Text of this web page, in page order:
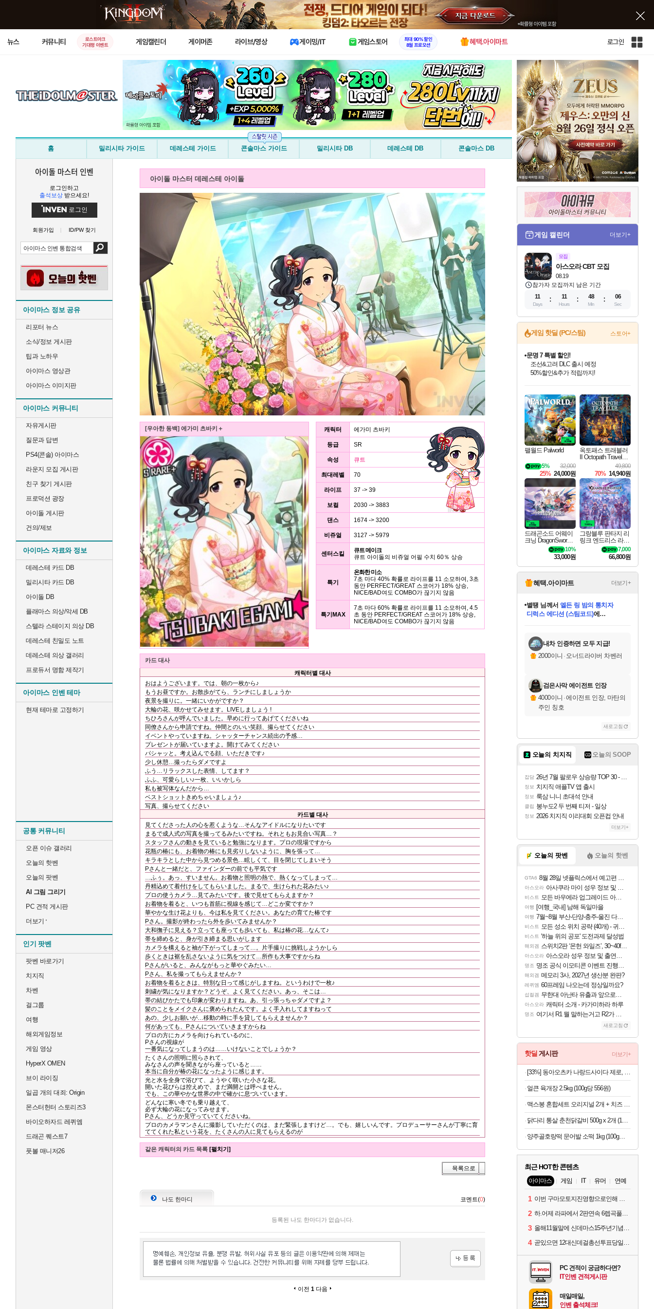
X
뉴스 커뮤니티
로스트아크
기대평 이벤트
게임캘린더 게이머존 라이브/영상 게이밍/IT 게임스토어
최대 90% 할인
8월 프로모션
혜택.아이마트 로그인
인
체
사
홈 밀리시타 가이드 데레스테 가이드 콘솔마스 가이드 밀리시타 DB 데레스테 DB 콘솔마스 DB
아이돌 마스터 인벤
로그인하고
출석보상 받으세요!
로그인
회원가입 ID/PW 찾기
아이마스 정보 공유
리포터 뉴스
소식/정보 게시판
팁과 노하우
아이마스 영상관
아이마스 이미지판
아이마스 커뮤니티
자유게시판
질문과 답변
PS4(콘솔) 아이마스
라운지 모집 게시판
친구 찾기 게시판
프로덕션 광장
아이돌 게시판
건의/제보
아이마스 자료와 정보
데레스테 카드 DB
밀리시타 카드 DB
아이돌 DB
플래마스 의상/악세 DB
스텔라 스테이지 의상 DB
데레스테 친밀도 노트
데레스테 의상 갤러리
프로듀서 명함 제작기
아이마스 인벤 테마
현재 테마로 고정하기
공통 커뮤니티
오픈 이슈 갤러리
오늘의 핫벤
오늘의 팟벤
AI 그림 그리기
PC 견적 게시판
더보기
인기 팟벤
팟벤 바로가기
치지직
차벤
걸그룹
여행
해외게임정보
게임 영상
HyperX OMEN
브이 라이징
일곱 개의 대죄: Origin
몬스터헌터 스토리즈3
바이오하자드 레퀴엠
드래곤 퀘스트7
풋볼 매니저26
아이돌 마스터 데레스테 아이돌
[우아한 동백] 에가미 츠바키＋ 캐릭터 에가미 츠바키
등급 SR
속성 큐트
최대레벨 70
라이프 37 -> 39
보컬 2030 -> 3883
댄스 1674 -> 3200
비쥬얼 3127 -> 5979
센터스킬
큐트 메이크
큐트 아이돌의 비쥬얼 어필 수치 60％ 상승
특기
온화한 미소
7초 마다 40% 확률로 라이프를 11 소모하여, 3초
동안 PERFECT/GREAT 스코어가 18% 상승,
NICE/BAD여도 COMBO가 끊기지 않음
특기MAX
7초 마다 60% 확률로 라이프를 11 소모하여, 4.5
초 동안 PERFECT/GREAT 스코어가 18% 상승,
NICE/BAD여도 COMBO가 끊기지 않음
카드 대사
캐릭터별 대사
おはようございます。では、朝の一枚から♪
もうお昼ですか。お散歩がてら、ランチにしましょうか
夜景を撮りに。一緒にいかがですか？
大輪の花、咲かせてみせます。LIVEしましょう !
ちひろさんが呼んでいました。早めに行ってあげてくださいね
同僚さんから申請ですね。仲間とのいい笑顔、撮らせてください
イベントやっていますね。シャッターチャンス続出の予感…
プレゼントが届いていますよ。開けてみてください
パシャッと。考え込んでる顔、いただきです♪
少し休憩…撮ったらダメですよ
ふう…リラックスした表情、してます？
ふふ、可愛らしい♪一枚、いいかしら
私も被写体なんだから…
ベストショットきめちゃいましょう♪
写真、撮らせてください
카드별 대사
見てくださった人の心を惹くような…そんなアイドルになりたいです
まるで成人式の写真を撮ってるみたいですね。それともお見合い写真…？
スタッフさんの動きを見ていると勉強になります。プロの現場ですから
花瓶の椿にも、お着物の椿にも見劣りしないように、胸を張って…
キラキラとした中から見つめる景色…眩しくて、目を閉じてしまいそう
Pさんと一緒だと、ファインダーの前でも平気です
…ふぅ。あっ、すいません。お着物と照明の熱で、熱くなってしまって…
丹精込めて着付けをしてもらいました。まるで、生けられた花みたい♪
プロの使うカメラ…見てみたいです。後で見せてもらえますか？
お着物を着ると、いつも首筋に視線を感じて…どこか変ですか？
華やかな生け花よりも、今は私を見てください。あなたの育てた椿です
Pさん。撮影が終わったら外を歩いてみませんか？
大和撫子に見える？立っても座っても歩いても、私は椿の花…なんて♪
帯を締めると、身が引き締まる思いがします
カメラを構えると袖が下がってしまって…。片手撮りに挑戦しようかしら
歩くときは裾を乱さないように気をつけて…所作も大事ですからね
Pさんがいると、みんながもっと華やぐみたい…
Pさん、私を撮ってもらえませんか？
お着物を着るときは、特別な日って感じがしますね。というわけで一枚♪
刺繍が気になりますか？どうぞ、よく見てください。あっ、そこは…
帯の結びかたでも印象が変わりますね。あ、引っ張っちゃダメですよ？
髪のことをメイクさんに褒められたんです。よく手入れしてますねって
あの、少しお願いが…移動の時に手を貸してもらえませんか？
何があっても、Pさんについていきますからね
プロの方にカメラを向けられているのに、
Pさんの視線が
一番気になってしまうのは……いけないことでしょうか？
たくさんの照明に照らされて、
みなさんの声を聞きながら座っていると……
本当に自分が椿の花になったように感じます。
光と水を全身で浴びて、ようやく咲いた小さな花。
開いた花びらは控えめで、まだ満開とは呼べません。
でも、この華やかな世界の中で確かに息づいています。
どんなに寒い冬でも乗り越えて、
必ず大輪の花になってみせます。
Pさん、どうか見守っていてくださいね。
プロのカメラマンさんに撮影していただくのは、まだ緊張しますけど…。でも、嬉しいんです。プロデューサーさんが丁寧に育
ててくれた私という花を、たくさんの人に見てもらえるのが
같은 캐릭터의 카드 목록 [펼치기]
목록으로
나도 한마디 코멘트(0)
등록된 나도 한마디가 없습니다.
이전 1 다음
게임 캘린더 더보기+
모집
08.19
아스오라 CBT 모집
참가자 모집까지 남은 기간
11
Days
11
Hours
48
Min
05
Sec
게임 핫딜 (PC/스팀) 스토어+
최대 90% 할인가를 만나보세요!
네이버혜택과 함께 만나보세요!
문명 7 특별 할인!
50%할인&추가 적립까지!
마블 투혼 파이팅 소울즈 정식출시!
마블 히어로 총 출동&화려한 격투!
이니&베니 혜택까지!
네이버 혜택가와 함께 예약하세요!
할인&네이버혜택으로 만나보세요!
네이버페이 혜택과 만나보세요!
40주년 프로모션으로 만나보세요!
할인가에 만나보세요!
일부 에디션 상시 할인!
혜택으로 예약 판매 중
편안하게 충전하세요
팰월드 Palworld
32,000
5%
25% 24,000원
옥토패스 트래블러
II Octopath Traveler I
49,800
70% 14,940원
드래곤소드 어웨이
크닝 DragonSword A
10%
33,000원
그랑블루 판타지 리
링크 엔드리스 라그
나로크 Granblue Fa
ntasy Relink Endless
7,000
66,800원
혜택.아이마트 더보기+
교환.
당첨되셨습니다.
니코 님께서 (본편포함) 데이브 더
다이버 인 더 정글 번들 (스팀코드)
당첨되셨습니다.
당첨되셨습니다.
당첨되셨습니다.
당첨되셨습니다.
당첨되셨습니다.
에디션 (스팀코드)를 교환.
당첨되셨습니다.
내차 인증하면 모두 지급!
2000이니 · 오너드라이버 차벤러
검은사막 에이전트 인장
4000이니 ·에이전트 인장, 마탄의
주인 칭호
새로고침
오늘의 치지직 오늘의 SOOP
잡담 26년 7월 팔로우 상승량 TOP 30 - 월간 치지직
정보 치지직 애플TV 앱 출시
정보 룩삼 니니 초대석 안내
클립 봉누도2 두 번째 티저 - 일상
정보 2026 치지직 이리대회 오픈컵 안내
더보기+
오늘의 팟벤 오늘의 핫벤
GTA6 8월 28일 넷플릭스에서 예고편 공개 예정
아스오라 아사쿠라 마이 성우 정보 및 주요 필모
비스트 모든 바우에라 업그레이드 아이템 획득 위치 공략 (89개)
여행 [여행_국내] 남해 독일마을
여행 7월~8월 부산-단양-충주-울진 다녀왔어요~
비스트 모든 성소 위치 공략 (40개) - 귀환한 영혼 도전과제
비스트 '하늘 위의 공포' 도전과제 달성법
해외겜 스위치2판 ‘몬헌 와일즈’, 30~40fps 목표 추정
아스오라 아스오라 성우 정보 및 출연작 모음
명조 명조 공식 이모티콘 이벤트 진행해봤습니다! 참여부터 추첨까지????
해외겜 메모리 3사, 2027년 생산분 완판?
레퀴엠 60프레임 나오는데 정상일까요?
섭컬겜 무한대 아난타 유출과 앞으로의 예상 (루머)
아스오라 캐릭터 소개 - 카가미하라 하루
명조 여기서 R1 뭘 말하는거고 R2가 뭘말하는걸까요?
새로고침
핫딜 게시판 더보기+
[33%] 동아오츠카 나랑드사이다 제로, 오리지널, 345ml, 24개
얼큰 육개장 2.5kg (100g당 556원)
맥스봉 혼합세트 오리지널 2개 + 치즈 2개 (1개당 5,725원)
닭다리 통살 춘천닭갈비 500g x 2개 (1개당 6,950원)
양주골호랑떡 문어발 소떡 1kg (100g당 1,340원)
최근 HOT한 콘텐츠
아이마스 게임 IT 유머 연예
1 이번 구마모토지진영향으로인해 아이돌 커뮤니케이션 매일 게시물이 중단된다고하네요ㅠ
2 하.어제 라파에서 2판연속 6렙곡풀콤못했네요.
3 올해11월말에 신데마스15주년기념 라이브를 하네요
4 곧있으면 12대신데걸총선투표당일이네요.
PC 견적이 궁금하다면?
IT인벤 견적게시판
매일매일,
인벤 출석체크!